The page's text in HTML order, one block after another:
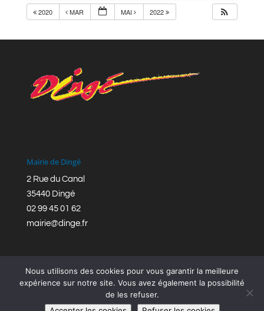
2020 MAR MAI 2022
Mairie de Dingé
2 Rue du Canal
35440 Dingé
02 99 45 01 62
mairie@dinge.fr
Réalisation © Mairie de Dingé,Bretagne Romantique
Nous utilisons des cookies pour vous garantir la meilleure
expérience sur notre site. Vous avez également la possibilité
de les refuser.